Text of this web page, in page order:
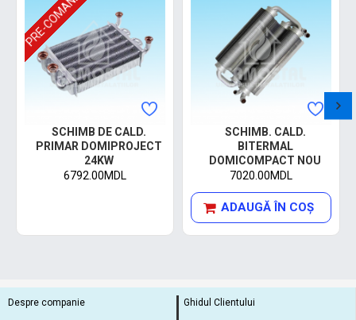
PRE-COMANDA
SCHIMB DE CALD.
PRIMAR DOMIPROJECT
24KW
6792.00MDL
SCHIMB. CALD.
BITERMAL
DOMICOMPACT NOU
7020.00MDL
ADAUGĂ ÎN COŞ
Despre companie Ghidul Clientului